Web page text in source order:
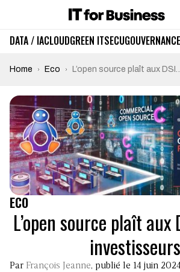
DATA / IACLOUDGREEN ITSECUGOUVERNANCE
Home Eco L’open source plaît aux
ECO
L’open source plaît
investisseurs
Par François Jeanne, publié le 14 juin 2024